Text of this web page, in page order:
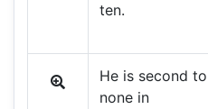
ten.
He is second to
none in